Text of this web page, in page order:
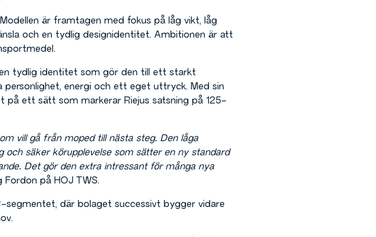
är framtagen med fokus på låg vikt, låg
och en tydlig designidentitet. Ambitionen är att
en tydlig identitet som gör den till ett starkt
energi och ett eget uttryck. Med sin
på ett sätt som markerar Riejus satsning på 125-
vill gå från moped till nästa steg. Den låga
säker körupplevelse som sätter en ny standard
Det gör den extra intressant för många nya
på HOJ TWS.
segmentet, där bolaget successivt bygger vidare